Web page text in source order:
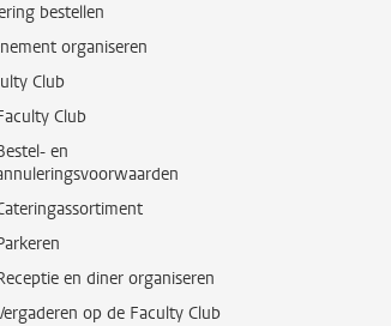
bestellen
organiseren
Club
Club
en
en diner organiseren
op de Faculty Club